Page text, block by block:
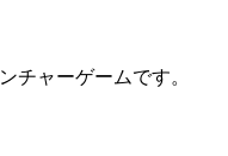
チャーゲームです。